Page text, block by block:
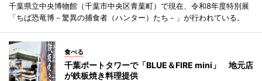
千葉県立中央博物館（千葉市中央区青葉町）で現在、令和8年度特別展
「ちば恐竜博－驚異の捕食者（ハンター）たち－」が行われている。
食べる
千葉ポートタワーで「BLUE＆FIRE mini」 地元店
が鉄板焼き料理提供